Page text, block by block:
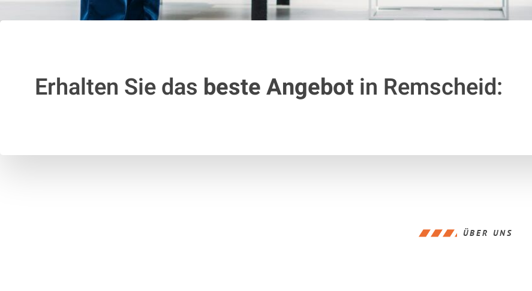
Erhalten Sie das beste Angebotin Remscheid:
ÜBER UNS